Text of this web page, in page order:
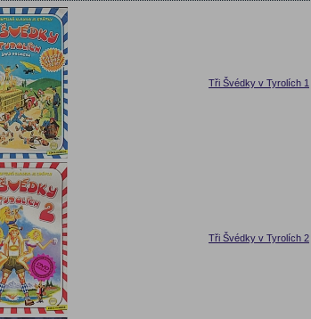
Tři Švédky v Tyrolích 1
Tři Švédky v Tyrolích 2